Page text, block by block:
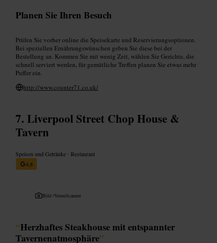
Planen Sie Ihren Besuch
Prüfen Sie vorher online die Speisekarte und Reservierungsoptionen.
Bei speziellen Ernährungswünschen geben Sie diese bei der
Bestellung an. Kommen Sie mit wenig Zeit, wählen Sie Gerichte, die
schnell serviert werden, für gemütliche Treffen planen Sie etwas mehr
Puffer ein.
http://www.counter71.co.uk/
Liverpool Street Chop House &
Tavern
Speisen und Getränke • Restaurant
4,8
Bild /VenueScanner
“Herzhaftes Steakhouse mit entspannter
Tavernenatmosphäre”